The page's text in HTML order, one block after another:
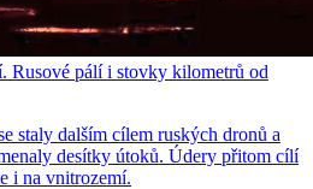
Rusové pálí i stovky kilometrů od
staly dalším cílem ruských dronů a
desítky útoků. Údery přitom cílí
i na vnitrozemí.